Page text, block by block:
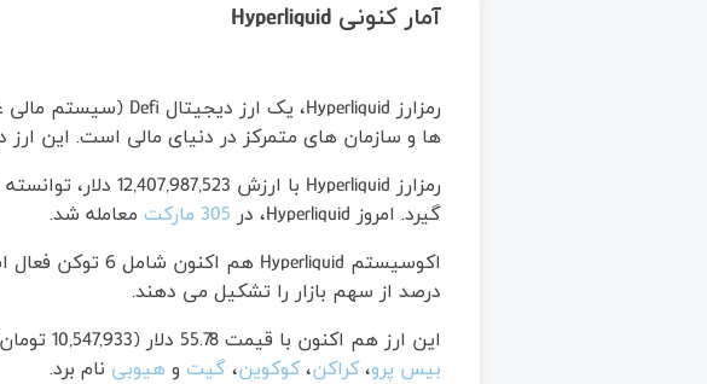
آمار کنونی Hyperliquid
ها و سازمان های متمرکز در دنیای مالی است. این ارز
رمزارز Hyperliquid با ارزش 12,407,987,523 دلار، توانسته است 0.54 درصد از سهم بازار را تشکیل دهد و در
گیرد. امروز Hyperliquid، در
305 مارکت
معامله شد.
درصد از سهم بازار را تشکیل می دهند.
این ارز هم اکنون با قیمت 55.78 دلار (10,547,933 تومان) در
بیس پرو،کراکن،کوکوین، گیت و هیوبی نام برد.